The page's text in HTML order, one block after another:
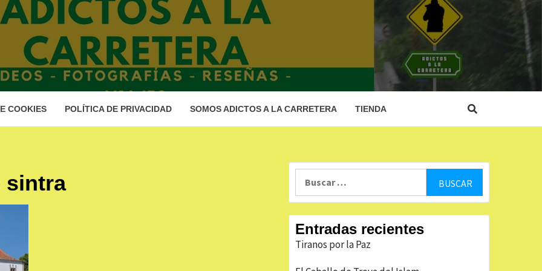
A LA
COOKIES POLÍTICA DE PRIVACIDAD SOMOS ADICTOS A LA CARRETERA TIENDA
sintra
Entradas recientes
Tiranos por la Paz